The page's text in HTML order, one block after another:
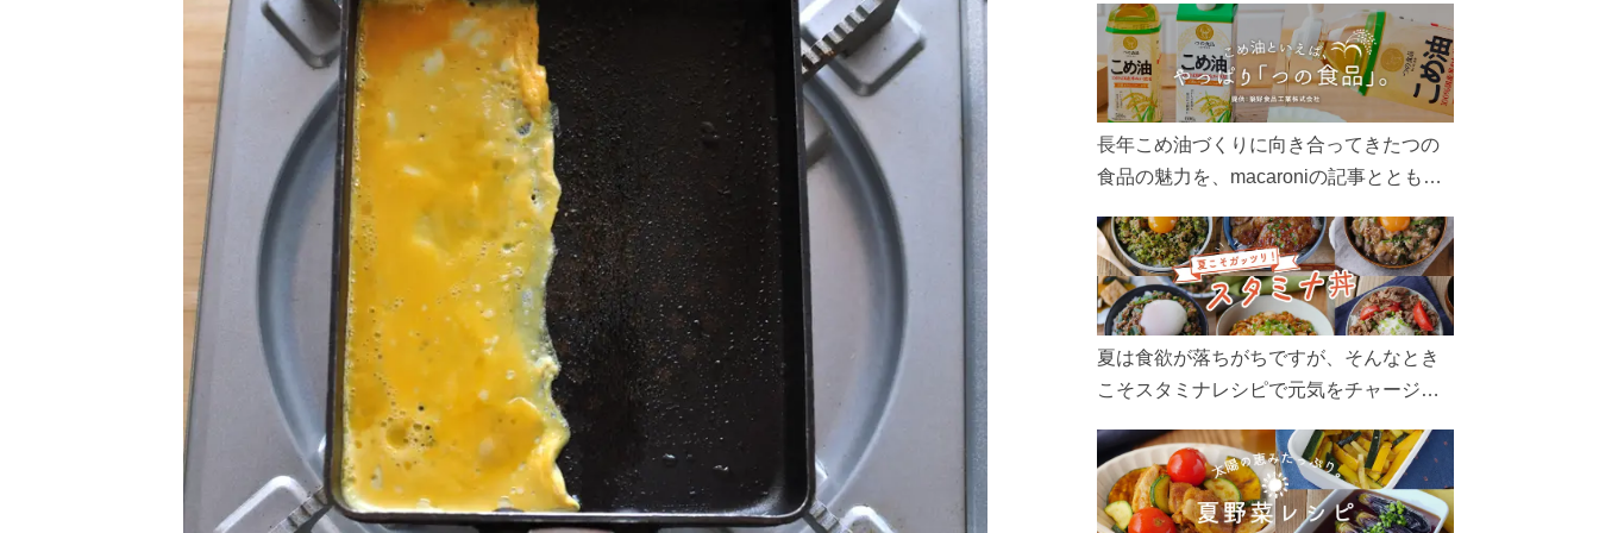
長年こめ油づくりに向き合ってきたつの
食品の魅力を、macaroniの記事とともに
ん、製造現場や品質へのこだわりまで。
こめ油をもっと好きになるコンテンツを
ぜひお楽しみください。
夏は食欲が落ちがちですが、そんなとき
こそスタミナレシピで元気をチャージ！
リ食べて、夏バテを吹き飛ばしましょ
う！